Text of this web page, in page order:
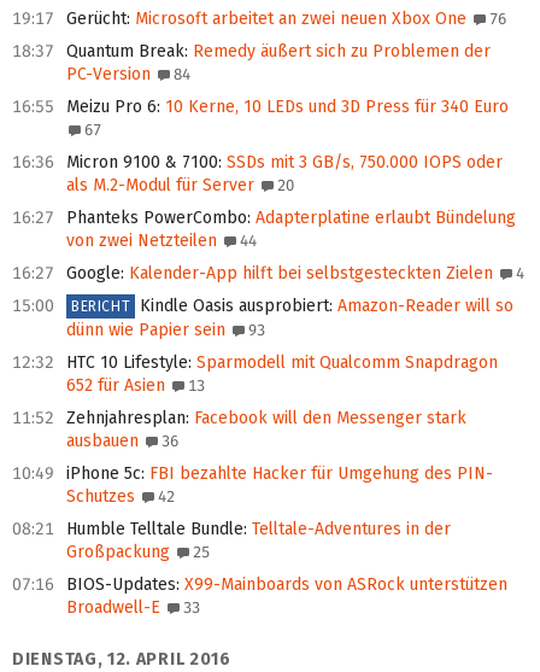
19:17 Gerücht: Microsoft arbeitet an zwei neuen Xbox One 76
18:37 Quantum Break: Remedy äußert sich zu Problemen der
PC‑Version
84
16:55 Meizu Pro 6: 10 Kerne, 10 LEDs und 3D Press für 340 Euro
67
16:36 Micron 9100 & 7100: SSDs mit 3 GB/s, 750.000 IOPS oder
als M.2-Modul für Server
20
16:27 Phanteks PowerCombo: Adapterplatine erlaubt Bündelung
von zwei Netzteilen
44
16:27 Google: Kalender-App hilft bei selbstgesteckten Zielen 4
15:00 BERICHT Kindle Oasis ausprobiert: Amazon-Reader will so
dünn wie Papier sein
93
12:32 HTC 10 Lifestyle: Sparmodell mit Qualcomm Snapdragon
652 für Asien
13
11:52 Zehnjahresplan: Facebook will den Messenger stark
ausbauen
36
10:49 iPhone 5c: FBI bezahlte Hacker für Umgehung des PIN-
Schutzes
42
08:21 Humble Telltale Bundle: Telltale-Adventures in der
Großpackung
25
07:16 BIOS-Updates: X99-Mainboards von ASRock unterstützen
Broadwell-E
33
DIENSTAG, 12. APRIL 2016